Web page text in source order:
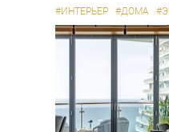
#ИНТЕРЬЕР #ДОМА